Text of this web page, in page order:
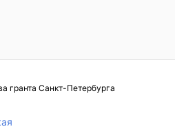
гранта Санкт-Петербурга